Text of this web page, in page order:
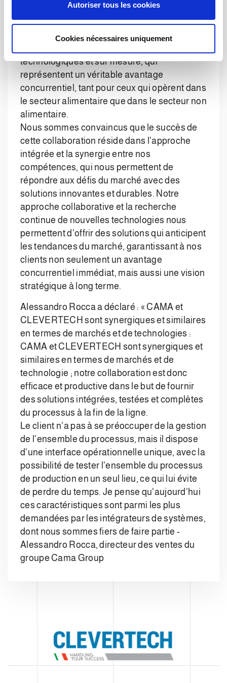
m
Autoriser tous les cookies
Cookies nécessaires uniquement
différents, tout en maintenant un niveau de
performance élevé.
Grâce à notre engagement, nous pouvons
technologiques et sur mesure, qui
représentent un véritable avantage
concurrentiel, tant pour ceux qui opèrent dans
le secteur alimentaire que dans le secteur non
alimentaire.
Nous sommes convaincus que le succès de
cette collaboration réside dans l'approche
intégrée et la synergie entre nos
compétences, qui nous permettent de
répondre aux défis du marché avec des
solutions innovantes et durables. Notre
approche collaborative et la recherche
continue de nouvelles technologies nous
permettent d'offrir des solutions qui anticipent
les tendances du marché, garantissant à nos
clients non seulement un avantage
concurrentiel immédiat, mais aussi une vision
stratégique à long terme.
Alessandro Rocca a déclaré : « CAMA et
CLEVERTECH sont synergiques et similaires
en termes de marchés et de technologies :
CAMA et CLEVERTECH sont synergiques et
similaires en termes de marchés et de
technologie ; notre collaboration est donc
efficace et productive dans le but de fournir
des solutions intégrées, testées et complètes
du processus à la fin de la ligne.
Le client n'a pas à se préoccuper de la gestion
de l'ensemble du processus, mais il dispose
d'une interface opérationnelle unique, avec la
possibilité de tester l'ensemble du processus
de production en un seul lieu, ce qui lui évite
de perdre du temps. Je pense qu'aujourd'hui
ces caractéristiques sont parmi les plus
demandées par les intégrateurs de systèmes,
dont nous sommes fiers de faire partie -
Alessandro Rocca, directeur des ventes du
groupe Cama Group